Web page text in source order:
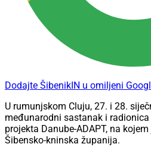
Dodajte ŠibenikIN u omiljeni
U rumunjskom Cluju, 27. i 28.
međunarodni sastanak i
projekta Danube-ADAPT, na
Šibensko-kninska županija.